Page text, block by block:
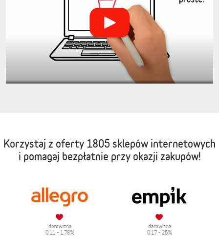
Korzystaj z oferty 1805 sklepów internetowych
i pomagaj bezpłatnie przy okazji zakupów!
darowizna
0.11 - 1.78%
darowizna
0.17 - 25%